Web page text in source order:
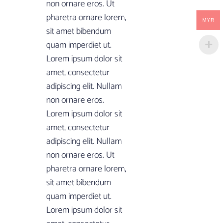
non ornare eros. Ut
pharetra ornare lorem,
sit amet bibendum
quam imperdiet ut.
Lorem ipsum dolor sit
amet, consectetur
adipiscing elit. Nullam
non ornare eros.
Lorem ipsum dolor sit
amet, consectetur
adipiscing elit. Nullam
non ornare eros. Ut
pharetra ornare lorem,
sit amet bibendum
quam imperdiet ut.
Lorem ipsum dolor sit
MYR